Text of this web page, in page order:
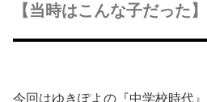
【当時はこんな子だった】
今回はゆきぽよの『中学校時代